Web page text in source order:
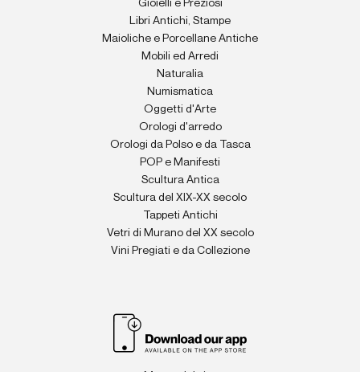
Gioielli e Preziosi
Libri Antichi, Stampe
Maioliche e Porcellane Antiche
Mobili ed Arredi
Naturalia
Numismatica
Oggetti d'Arte
Orologi d'arredo
Orologi da Polso e da Tasca
POP e Manifesti
Scultura Antica
Scultura del XIX-XX secolo
Tappeti Antichi
Vetri di Murano del XX secolo
Vini Pregiati e da Collezione